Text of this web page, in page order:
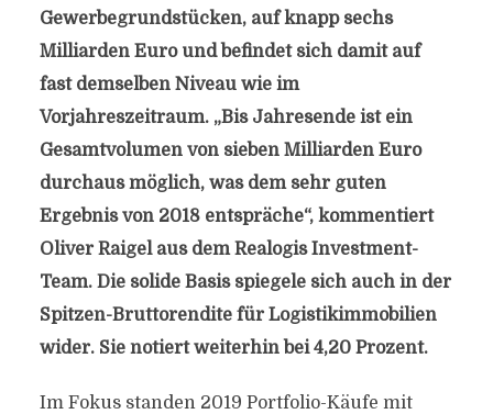
Gewerbegrundstücken, auf knapp sechs
Milliarden Euro und befindet sich damit auf
fast demselben Niveau wie im
Vorjahreszeitraum. „Bis Jahresende ist ein
Gesamtvolumen von sieben Milliarden Euro
durchaus möglich, was dem sehr guten
Ergebnis von 2018 entspräche“, kommentiert
Oliver Raigel aus dem Realogis Investment-
Team. Die solide Basis spiegele sich auch in der
Spitzen-Bruttorendite für Logistikimmobilien
wider. Sie notiert weiterhin bei 4,20 Prozent.
Im Fokus standen 2019 Portfolio-Käufe mit